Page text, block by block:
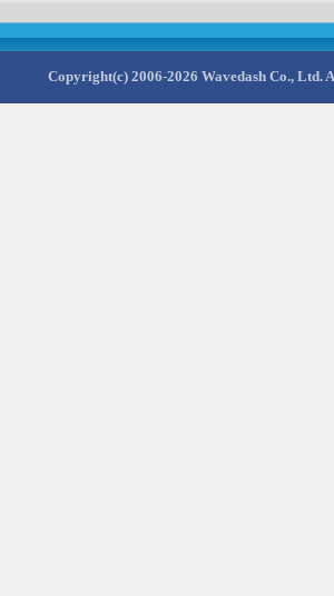
Copyright(c) 2006-2026 Wavedash Co., Ltd.